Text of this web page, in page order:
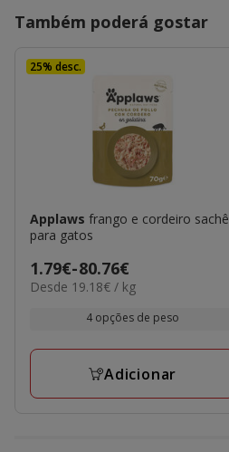
Também poderá gostar
25% desc.
Applaws frango e cordeiro sachê
para gatos
Preço
de
80.76€
1.79€-80.76€
19.18€
Desde 19.18€ / kg
4 opções de peso
Adicionar